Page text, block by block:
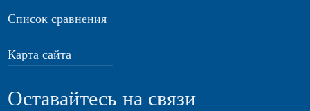
Список сравнения
Карта сайта
Оставайтесь на связи